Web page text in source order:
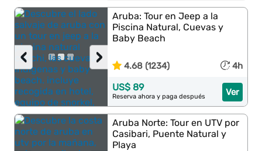
›
‹
Aruba: Tour en Jeep a la
Piscina Natural, Cuevas y
Baby Beach
4.68 (1234) 4h
Ver
US$ 89
Reserva ahora y paga después
Aruba Norte: Tour en UTV por
Casibari, Puente Natural y
Playa